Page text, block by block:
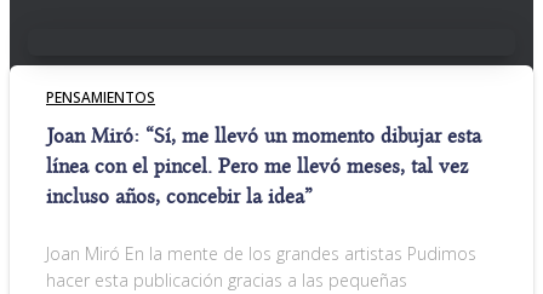
PENSAMIENTOS
Joan Miró: “Sí, me llevó un momento dibujar esta
línea con el pincel. Pero me llevó meses, tal vez
incluso años, concebir la idea”
Joan Miró En la mente de los grandes artistas Pudimos
hacer esta publicación gracias a las pequeñas